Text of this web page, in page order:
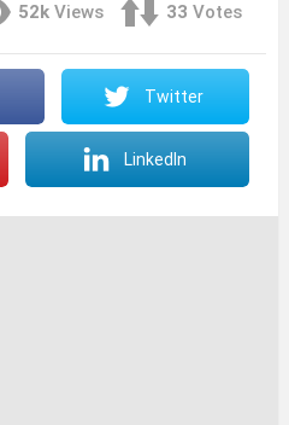
52k Views 33 Votes
Twitter
LinkedIn